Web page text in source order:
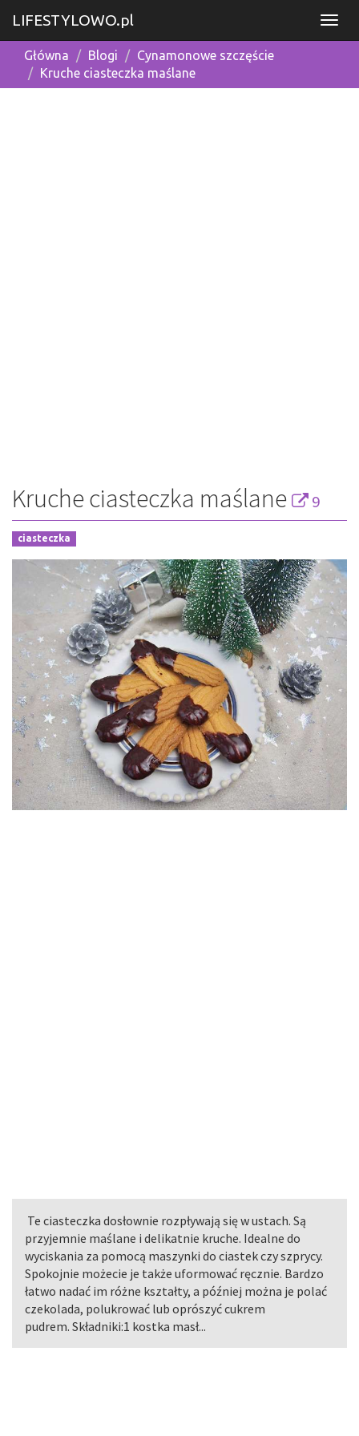
LIFESTYLOWO.pl
Główna Blogi
Cynamonowe szczęście
Kruche ciasteczka maślane
Kruche ciasteczka maślane 9
ciasteczka
Te ciasteczka dosłownie rozpływają się w ustach. Są
przyjemnie maślane i delikatnie kruche. Idealne do
wyciskania za pomocą maszynki do ciastek czy szprycy.
Spokojnie możecie je także uformować ręcznie. Bardzo
łatwo nadać im różne kształty, a później można je polać
czekolada, polukrować lub oprószyć cukrem
pudrem. Składniki:1 kostka masł...